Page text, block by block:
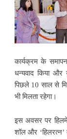
कार्यक्रम के
धन्यवाद किया
पिछले 10 साल से
भी मिलता रहेगा।
इस अवसर पर
शॉल और ‘हिलरत्न’